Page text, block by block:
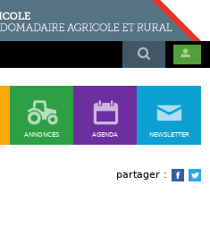
ANNONCES AGENDA NEWSLETTER
partager :